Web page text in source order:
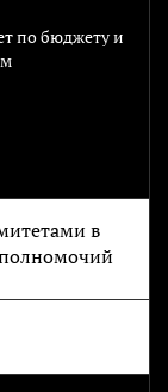
по бюджету и
в